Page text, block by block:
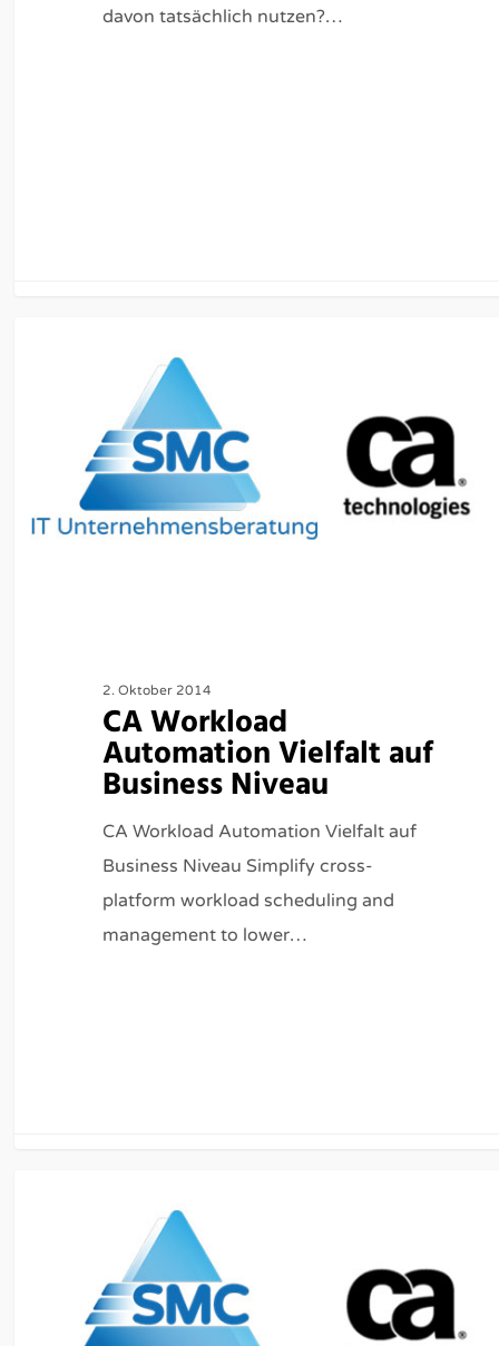
davon tatsächlich nutzen?…
2. Oktober 2014
CA Workload
Automation Vielfalt auf
Business Niveau
CA Workload Automation Vielfalt auf
Business Niveau Simplify cross-
platform workload scheduling and
management to lower…